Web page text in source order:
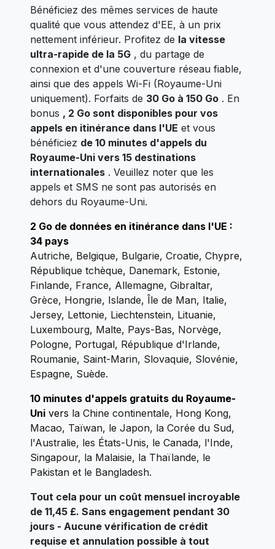
Bénéficiez des mêmes services de haute
qualité que vous attendez d'EE, à un prix
nettement inférieur. Profitez de la vitesse
ultra-rapide de la 5G , du partage de
connexion et d'une couverture réseau fiable,
ainsi que des appels Wi-Fi (Royaume-Uni
uniquement). Forfaits de 30 Go à 150 Go . En
bonus , 2 Go sont disponibles pour vos
appels en itinérance dans l'UE et vous
bénéficiez de 10 minutes d'appels du
Royaume-Uni vers 15 destinations
internationales . Veuillez noter que les
appels et SMS ne sont pas autorisés en
dehors du Royaume-Uni.
2 Go de données en itinérance dans l'UE :
34 pays
Autriche, Belgique, Bulgarie, Croatie, Chypre,
République tchèque, Danemark, Estonie,
Finlande, France, Allemagne, Gibraltar,
Grèce, Hongrie, Islande, Île de Man, Italie,
Jersey, Lettonie, Liechtenstein, Lituanie,
Luxembourg, Malte, Pays-Bas, Norvège,
Pologne, Portugal, République d'Irlande,
Roumanie, Saint-Marin, Slovaquie, Slovénie,
Espagne, Suède.
10 minutes d'appels gratuits du Royaume-
Uni vers la Chine continentale, Hong Kong,
Macao, Taïwan, le Japon, la Corée du Sud,
l'Australie, les États-Unis, le Canada, l'Inde,
Singapour, la Malaisie, la Thaïlande, le
Pakistan et le Bangladesh.
Tout cela pour un coût mensuel incroyable
de 11,45 £. Sans engagement pendant 30
jours - Aucune vérification de crédit
requise et annulation possible à tout